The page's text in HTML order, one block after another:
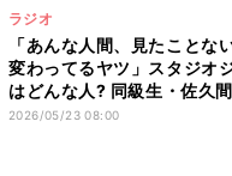
ラジオ
「あんな人間、見たことな
変わってるヤツ」スタジオ
はどんな人? 同級生・佐久
弁する“すごさ”
2026/05/23 08:00